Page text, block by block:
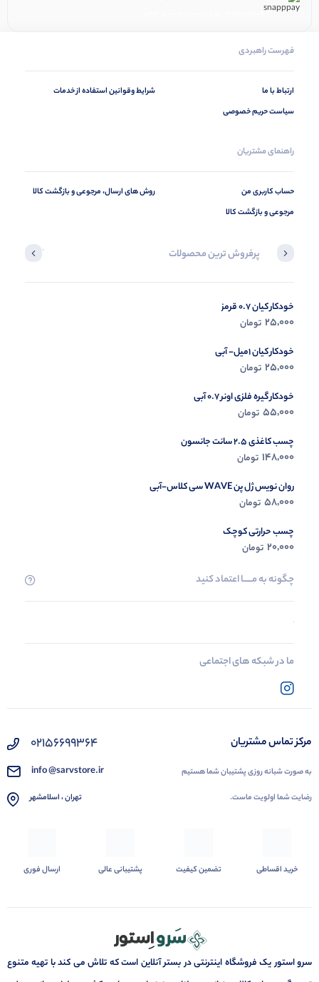
۴ قسط ماهانه. بدون سود، چک و ضامن.
فهرست راهبردی
ارتباط با ما
سیاست حریم خصوصی
شرایط وقوانین استفاده از خدمات
راهنمای مشتریان
حساب کاربری من
مرجوعی و بازگشت کالا
روش های ارسال، مرجوعی و بازگشت کالا
پرفروش ترین محصولات آخرین
خودکار کیان 0.7 قرمز
25,000 تومان
خودکار کیان 1میل- آبی
25,000 تومان
خودکار گیره فلزی اونر 0.7 آبی
55,000 تومان
چسب کاغذی 2.5 سانت جانسون
148,000 تومان
روان نویس ژل پن WAVE سی کلاس-آبی
58,000 تومان
چسب حرارتی کوچک
20,000 تومان
چگونه به مــــــا اعتماد کنید
ما در شبکه های اجتماعی
مرکز تماس مشتریان
به صورت شبانه روزی پشتیبان شما هستیم
رضایت شما اولویت ماست.
02156699364
info @sarvstore.ir
تهران ، اسلامشهر
خرید اقساطی تضمین کیفیت پشتیبانی عالی ارسال فوری
سرو استور یک فروشگاه اینترنتی در بستر آنلاین است که تلاش می کند با تهیه متنوع